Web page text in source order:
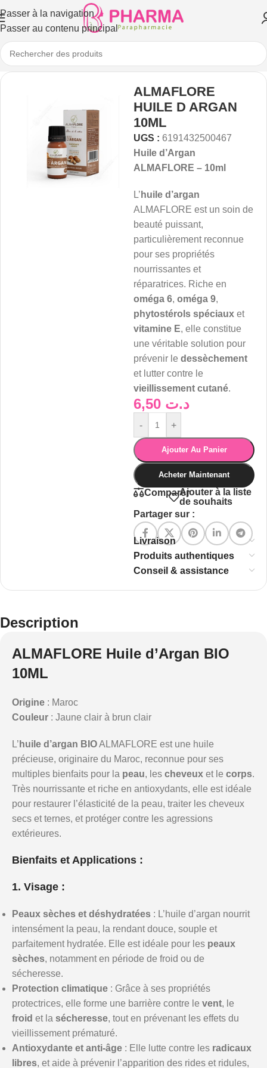
Passer à la navigation
Passer au contenu principal
ALMAFLORE
HUILE D ARGAN
10ML
UGS : 6191432500467
Huile d’Argan
ALMAFLORE – 10ml
L’ huile d’argan
ALMAFLORE est un soin de
beauté puissant,
particulièrement reconnue
pour ses propriétés
nourrissantes et
réparatrices. Riche en
oméga 6, oméga 9,
phytostérols spéciaux et
vitamine E, elle constitue
une véritable solution pour
prévenir le dessèchement
et lutter contre le
vieillissement cutané.
د.ت
- +
Ajouter Au Panier
Acheter Maintenant
ComparerAjouter à la liste
de souhaits
Partager sur :
Livraison
Produits authentiques
Conseil & assistance
Description
ALMAFLORE Huile d’Argan BIO
10ML
Origine : Maroc
Couleur : Jaune clair à brun clair
L’ huile d’argan BIOALMAFLORE est une huile
précieuse, originaire du Maroc, reconnue pour ses
multiples bienfaits pour la peau, les cheveux et le corps.
Très nourrissante et riche en antioxydants, elle est idéale
pour restaurer l’élasticité de la peau, traiter les cheveux
secs et ternes, et protéger contre les agressions
extérieures.
Bienfaits et Applications :
1. Visage :
Peaux sèches et déshydratées : L’huile d’argan nourrit
intensément la peau, la rendant douce, souple et
parfaitement hydratée. Elle est idéale pour les peaux
sèches, notamment en période de froid ou de
sécheresse.
Protection climatique : Grâce à ses propriétés
protectrices, elle forme une barrière contre le vent, le
froid et la sécheresse, tout en prévenant les effets du
vieillissement prématuré.
Antioxydante et anti-âge : Elle lutte contre les radicaux
libres, et aide à prévenir l’apparition des rides et ridules,